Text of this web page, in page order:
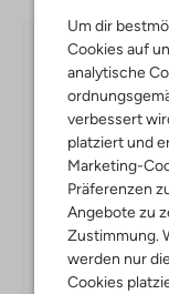
Um dir
Cookies auf
analytische
verbessert
platziert und
Marketing-
Präferenzen
Angebote zu
Zustimmung.
werden nur
Cookies